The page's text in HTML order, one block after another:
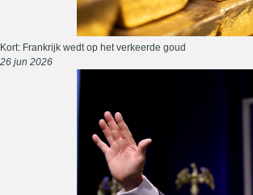
Kort: Frankrijk wedt op het verkeerde goud
26 jun 2026